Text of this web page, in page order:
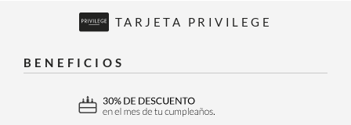
TARJETA PRIVILEGE
BENEFICIOS